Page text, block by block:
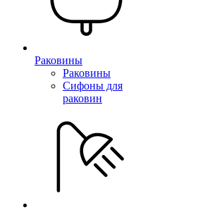
Раковины
Раковины
Сифоны для
раковин